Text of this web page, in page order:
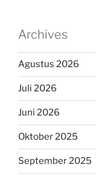
Archives
Agustus 2026
Juli 2026
Juni 2026
Oktober 2025
September 2025